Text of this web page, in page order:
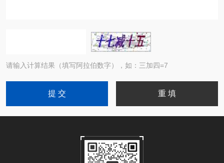
请输入计算结果（填写阿拉伯数字），如：三加四=7